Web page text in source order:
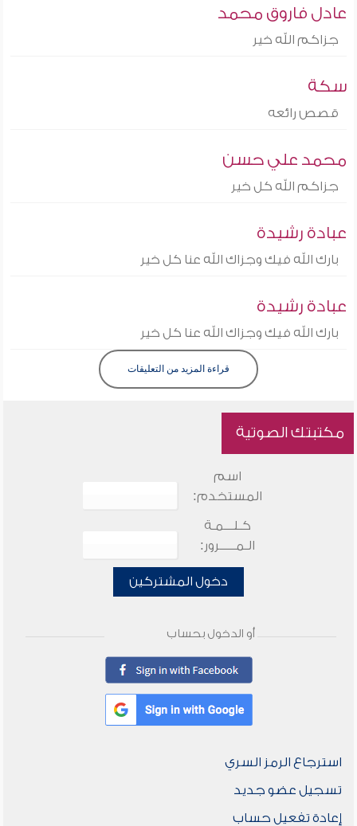
عادل فاروق محمد
جزاكم الله خير
سكة
قصص رائعه
محمد علي حسن
جزاكم الله كل خير
عبادة رشيدة
بارك الله فيك وجزاك الله عنا كل خير
عبادة رشيدة
بارك الله فيك وجزاك الله عنا كل خير
قراءة المزيد من التعليقات
مكتبتك الصوتية
اسم
المستخدم:
كـلـــمـة
الـمـــــرور:
دخول المشتركين
أو الدخول بحساب
استرجاع الرمز السري
تسجيل عضو جديد
إعادة تفعيل حساب